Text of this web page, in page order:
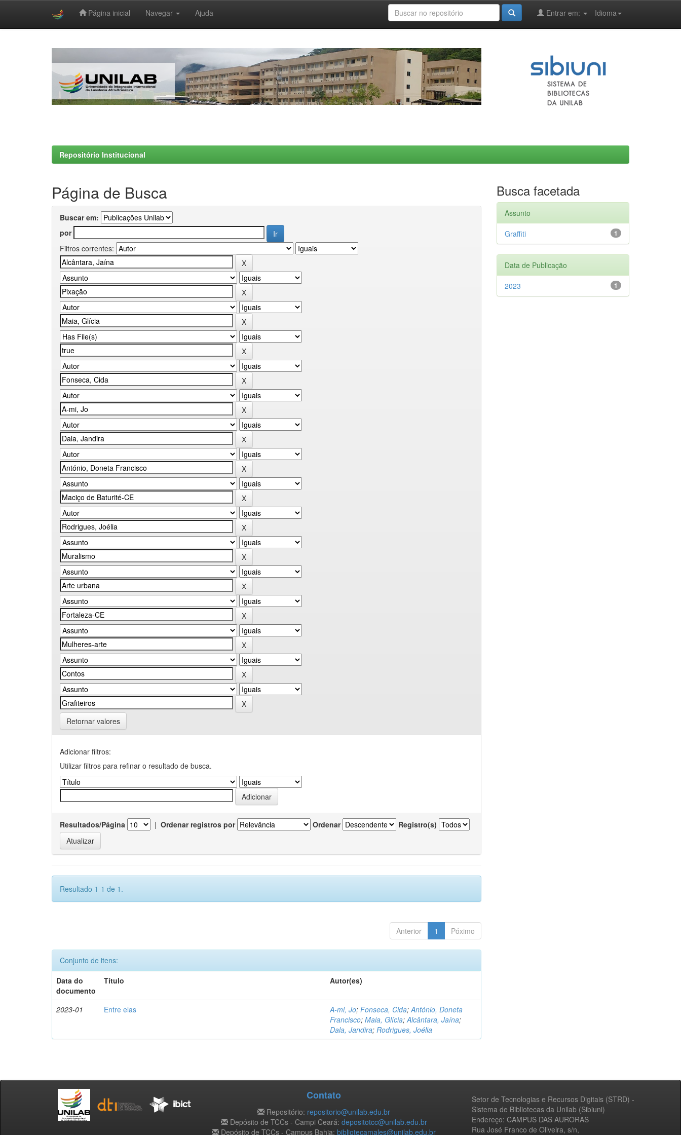
Página inicial Navegar Ajuda Idioma
Entrar em:
Repositório Institucional
Página de Busca
Buscar em:
por
Filtros correntes:
Retornar valores
Adicionar filtros:
Utilizar filtros para refinar o resultado de busca.
Resultados/Página | Ordenar registros por Ordenar Registro(s)
Resultado 1-1 de 1.
Anterior 1 Póximo
Conjunto de itens:
Data do
documento
Título Autor(es)
2023-01 Entre elas A-mi, Jo;Fonseca, Cida;António, Doneta
Francisco;Maia, Glícia;Alcântara, Jaína;
Dala, Jandira;Rodrigues, Joélia
Busca facetada
Assunto
1
Graffiti
Data de Publicação
1
2023
Setor de Tecnologias e Recursos Digitais (STRD) -
Sistema de Bibliotecas da Unilab (Sibiuni)
Endereço: CAMPUS DAS AURORAS
Rua José Franco de Oliveira, s/n,
Contato
Repositório: repositorio@unilab.edu.br
Depósito de TCCs - Campi Ceará: depositotcc@unilab.edu.br
Depósito de TCCs - Campus Bahia: bibliotecamales@unilab.edu.br